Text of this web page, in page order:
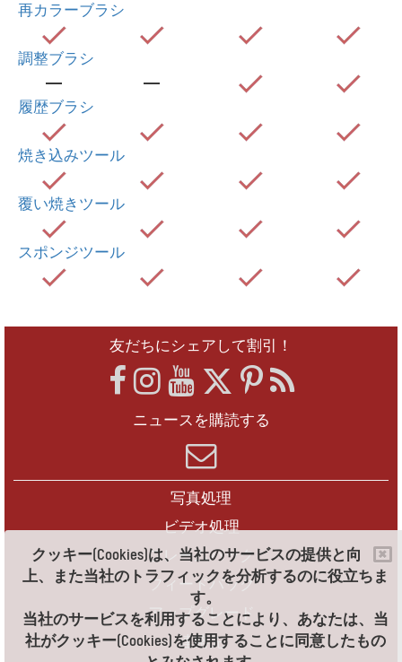
クッキー(Cookies)は、当社のサービスの提供と向
上、また当社のトラフィックを分析するのに役立ちま
す。
当社のサービスを利用することにより、あなたは、当
社がクッキー(Cookies)を使用することに同意したもの
再カラーブラシ
調整ブラシ
履歴ブラシ
焼き込みツール
覆い焼きツール
スポンジツール
友だちにシェアして割引！
ニュースを購読する
写真処理
ビデオ処理
フレームパック
フィードバック
アップグレード
連絡先